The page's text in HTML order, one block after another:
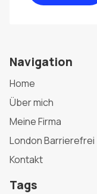
Navigation
Home
Über mich
Meine Firma
London Barrierefrei
Kontakt
Tags